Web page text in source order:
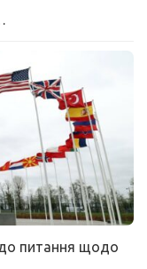
до питання щодо